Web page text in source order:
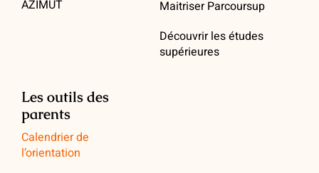
AZIMUT
Maitriser Parcoursup
Découvrir les études
supérieures
Les outils des
parents
Calendrier de
l’orientation